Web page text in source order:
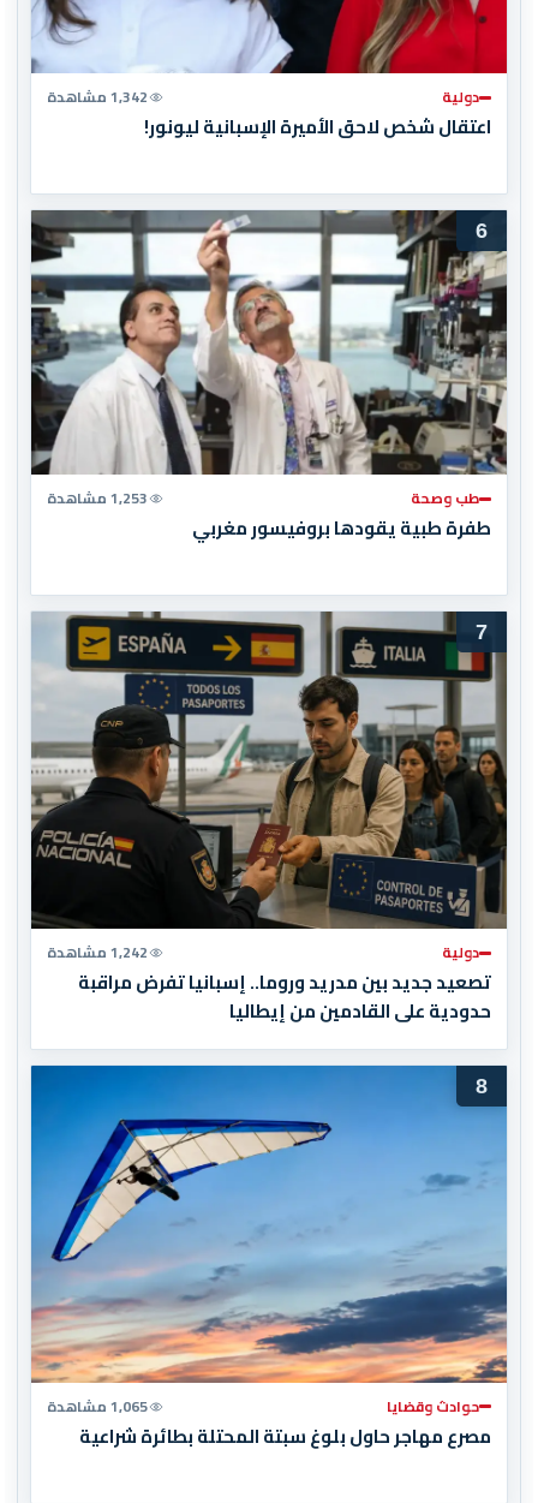
دولية 1,342 مشاهدة
اعتقال شخص لاحق الأميرة الإسبانية ليونور!
6
طب وصحة 1,253 مشاهدة
طفرة طبية يقودها بروفيسور مغربي
7
دولية 1,242 مشاهدة
تصعيد جديد بين مدريد وروما.. إسبانيا تفرض مراقبة
حدودية على القادمين من إيطاليا
8
حوادث وقضايا 1,065 مشاهدة
مصرع مهاجر حاول بلوغ سبتة المحتلة بطائرة شراعية